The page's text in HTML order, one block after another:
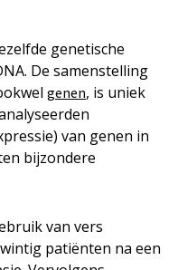
genetische
De samenstelling
genen, is uniek
van genen in
bijzondere
van vers
patiënten na een